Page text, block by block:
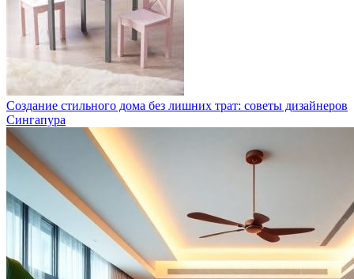
Создание стильного дома без лишних трат: советы дизайнеров
Сингапура